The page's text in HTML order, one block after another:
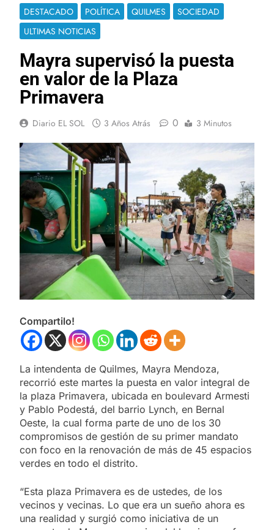
DESTACADO POLÍTICA QUILMES
SOCIEDAD
ULTIMAS NOTICIAS
Mayra supervisó la puesta
en valor de la Plaza
Primavera
Diario EL SOL 3 Años Atrás 0 3 Minutos
Compartilo!
La intendenta de Quilmes, Mayra Mendoza,
recorrió este martes la puesta en valor integral de
la plaza Primavera, ubicada en boulevard Armesti
y Pablo Podestá, del barrio Lynch, en Bernal
Oeste, la cual forma parte de uno de los 30
compromisos de gestión de su primer mandato
con foco en la renovación de más de 45 espacios
verdes en todo el distrito.
“Esta plaza Primavera es de ustedes, de los
vecinos y vecinas. Lo que era un sueño ahora es
una realidad y surgió como iniciativa de un